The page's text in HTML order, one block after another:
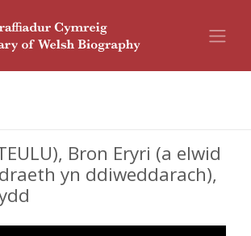
Bron Eryri (a elwid
yn ddiweddarach),